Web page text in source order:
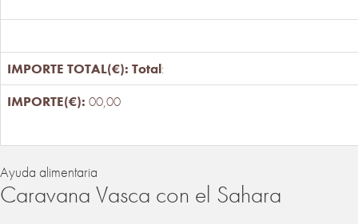
Total:
00,00
Ayuda alimentaria
Caravana Vasca con el Sahara